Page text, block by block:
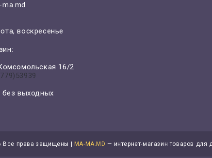
воскресенье
16/2
выходных
Все права защищены | MA-MA.MD — интернет-магазин товаров для